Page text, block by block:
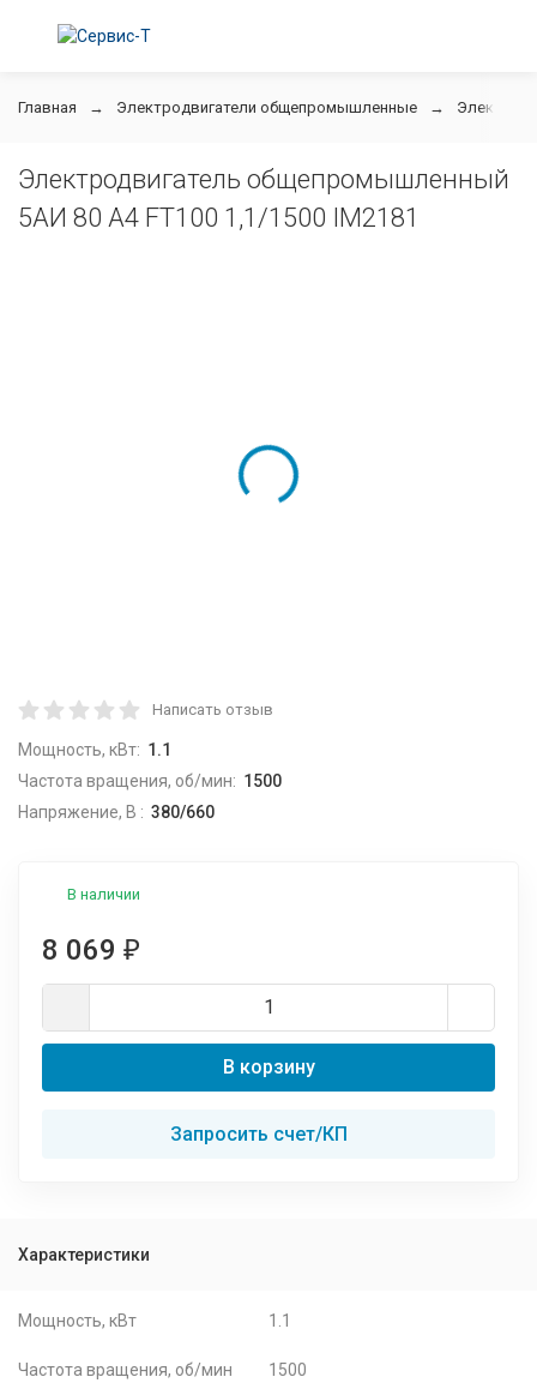
Главная Электродвигатели общепромышленные
Электродвигатель общепромышленный
5АИ 80 А4 FT100 1,1/1500 IM2181
Написать отзыв
Мощность, кВт: 1.1
Частота вращения, об/мин: 1500
Напряжение, В : 380/660
В наличии
8 069 ₽
В корзину
Запросить счет/КП
Характеристики
Мощность, кВт 1.1
Частота вращения, об/мин 1500